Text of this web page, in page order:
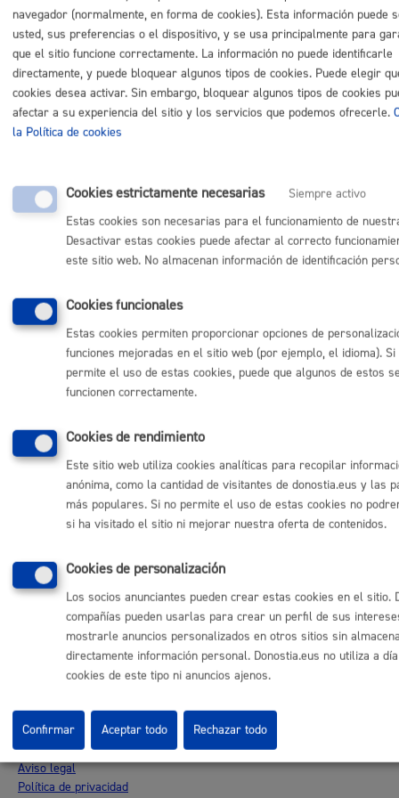
Comunícate con el Ayuntamiento de Donostia / San
Sebastián
Buzón de la ciudadanía
Informar de un error en la web
Ofertas de empleo
Perfil del contratante
Sede electrónica
Mapas - GeoDonostia
Sala de prensa
Otras páginas web corporativas
Donostia Kirola
Donostia Kultura
Donostia Turismo
Dbus
Síguenos en redes sociales
© Donostiako Udala - Ayuntamiento de Donostia / San Sebastián
Ijentea 1, 20003 Donostia / San Sebastián
Aviso legal
Política de privacidad
navegador (normalmente, en forma de cookies). Esta información puede
usted, sus preferencias o el dispositivo, y se usa principalmente para
que el sitio funcione correctamente. La información no puede identificarle
directamente, y puede bloquear algunos tipos de cookies. Puede elegir
cookies desea activar. Sin embargo, bloquear algunos tipos de cookies
afectar a su experiencia del sitio y los servicios que podemos ofrecerle.
la Política de cookies
Cookies estrictamente necesarias
Siempre activo
Estas cookies son necesarias para el funcionamiento de
Desactivar estas cookies puede afectar al correcto
este sitio web. No almacenan información de identificación
Cookies funcionales
Estas cookies permiten proporcionar opciones de
funciones mejoradas en el sitio web (por ejemplo, el idioma). Si
permite el uso de estas cookies, puede que algunos de estos
funcionen correctamente.
Cookies de rendimiento
Este sitio web utiliza cookies analíticas para recopilar
anónima, como la cantidad de visitantes de donostia.eus y las
más populares. Si no permite el uso de estas cookies no
si ha visitado el sitio ni mejorar nuestra oferta de contenidos.
Cookies de personalización
Los socios anunciantes pueden crear estas cookies en el sitio.
compañías pueden usarlas para crear un perfil de sus
mostrarle anuncios personalizados en otros sitios sin
directamente información personal. Donostia.eus no utiliza a
cookies de este tipo ni anuncios ajenos.
Rechazar todo
Confirmar Aceptar todo